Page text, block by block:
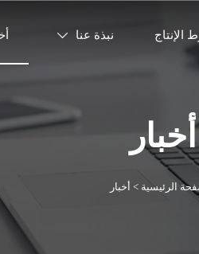
الإنتاج نبذة عنا 
أخبار
الرئيسية > أخبار